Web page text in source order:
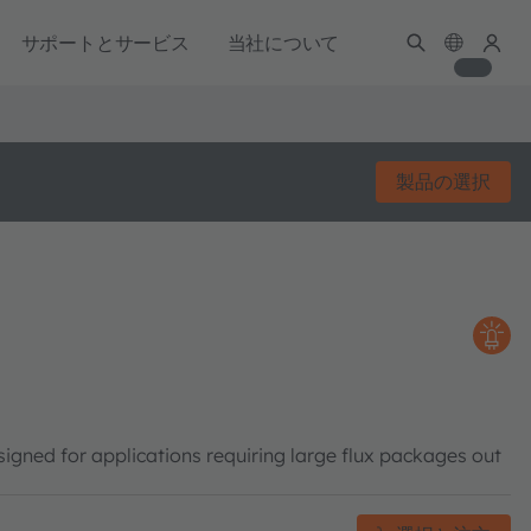
サポートとサービス 当社について
製品の選択
for applications requiring large flux packages out